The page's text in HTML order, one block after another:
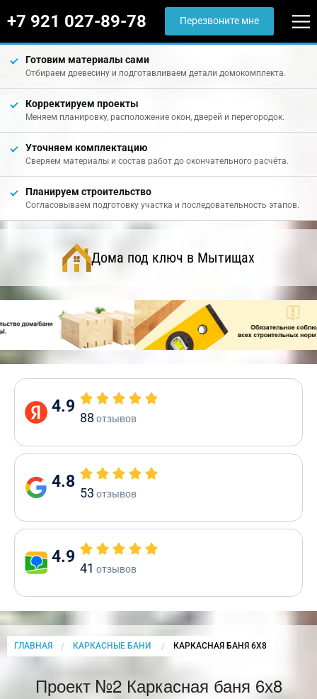
+7 921 027-89-78 Перезвоните мне
Готовим материалы сами
Отбираем древесину и подготавливаем детали домокомплекта.
Корректируем проекты
Меняем планировку, расположение окон, дверей и перегородок.
Уточняем комплектацию
Сверяем материалы и состав работ до окончательного расчёта.
Планируем строительство
Согласовываем подготовку участка и последовательность этапов.
Дома под ключ в Мытищах
4.9
88 отзывов
4.8
53 отзывов
4.9
41 отзывов
ГЛАВНАЯ КАРКАСНЫЕ БАНИ CURRENT:
КАРКАСНАЯ БАНЯ 6Х8
Проект №2 Каркасная баня 6х8